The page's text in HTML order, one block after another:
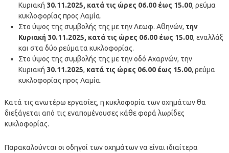
Κυριακή 30.11.2025, κατά τις ώρες 06.00 έως 15.00, ρεύμα
κυκλοφορίας προς Λαμία.
Στο ύψος της συμβολής της με την Λεωφ. Αθηνών, την
Κυριακή 30.11.2025, κατά τις ώρες 06.00 έως 15.00, εναλλάξ
και στα δύο ρεύματα κυκλοφορίας.
Στο ύψος της συμβολής της με την οδό Αχαρνών, την
Κυριακή 30.11.2025, κατά τις ώρες 06.00 έως 15.00, ρεύμα
κυκλοφορίας προς Λαμία.
Κατά τις ανωτέρω εργασίες, η κυκλοφορία των οχημάτων θα
διεξάγεται από τις εναπομένουσες κάθε φορά λωρίδες
κυκλοφορίας.
Παρακαλούνται οι οδηγοί των οχημάτων να είναι ιδιαίτερα